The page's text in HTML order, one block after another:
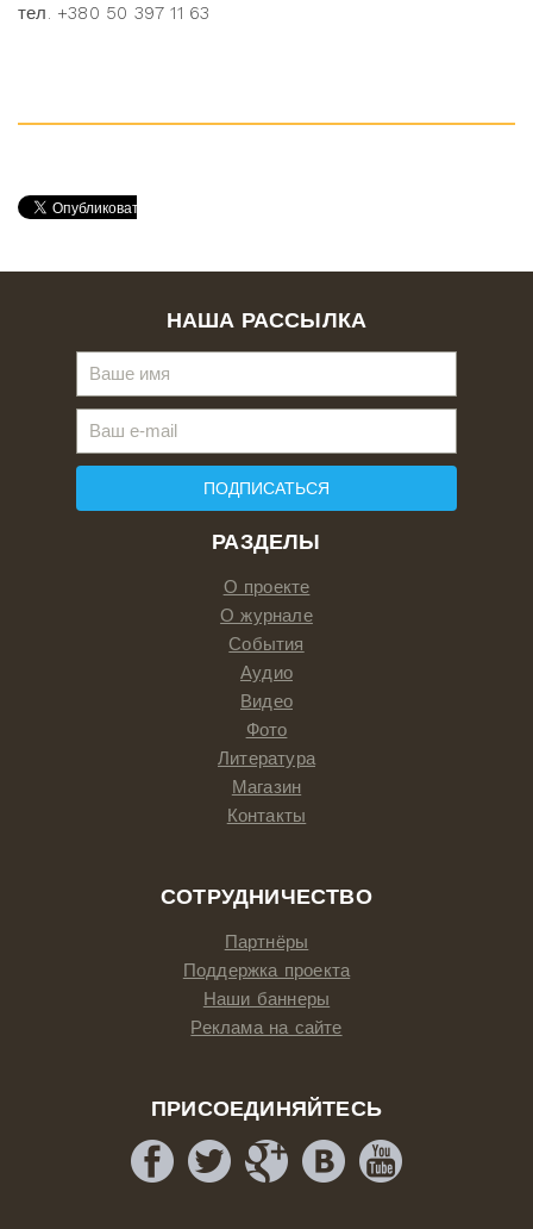
тел. +380 50 397 11 63
РАЗДЕЛЫ
О проекте
О журнале
События
Аудио
Видео
Фото
Литература
Магазин
Контакты
СОТРУДНИЧЕСТВО
Партнёры
Поддержка проекта
Наши баннеры
Реклама на сайте
ПРИСОЕДИНЯЙТЕСЬ
НАША РАССЫЛКА
ПОДПИСАТЬСЯ